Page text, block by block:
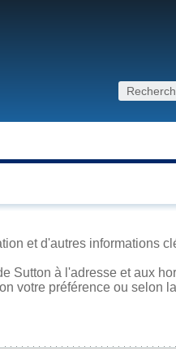
et d'autres informations
Sutton à l'adresse et aux
votre préférence ou selon